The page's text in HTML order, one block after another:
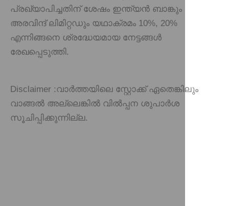
പ്രഖ്യാപിച്ചതിന് ശേഷം ഇന്ത്യൻ ബാങ്കും
അരവിന്ദ് ലിമിറ്റഡും യഥാക്രമം 10%, 20%
എന്നിങ്ങനെ ശ്രദ്ധേയമായ നേട്ടങ്ങൾ
രേഖപ്പെടുത്തി.
Disclaimer :വാർത്തയിലെ സ്റ്റോക്ക് ഏതെങ്കിലും
വാങ്ങൽ അല്ലെങ്കിൽ വിൽപ്പന ശുപാർശ
സൂചിപ്പിക്കുന്നില്ല.